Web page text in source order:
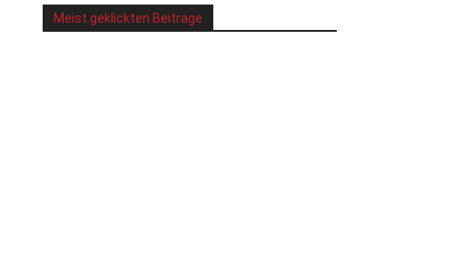
Meist geklickten Beiträge